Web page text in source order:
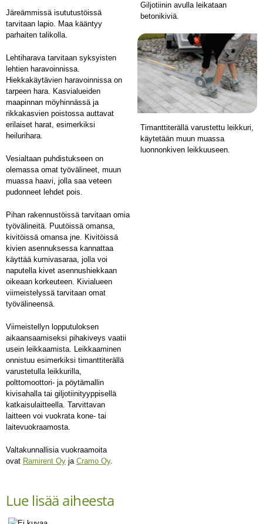
Järeämmissä isututustöissä
tarvitaan lapio. Maa kääntyy
parhaiten talikolla.
Lehtiharava tarvitaan syksyisten
lehtien haravoinnissa.
Hiekkakäytävien haravoinnissa on
tarpeen hara. Kasvialueiden
maapinnan möyhinnässä ja
rikkakasvien poistossa auttavat
erilaiset harat, esimerkiksi
heilurihara.
Vesialtaan puhdistukseen on
olemassa omat työvälineet, muun
muassa haavi, jolla saa veteen
pudonneet lehdet pois.
Pihan rakennustöissä tarvitaan omia
työvälineitä. Puutöissä omansa,
kivitöissä omansa jne. Kivitöissä
kivien asennuksessa kannattaa
käyttää kumivasaraa, jolla voi
naputella kivet asennushiekkaan
oikeaan korkeuteen. Kivialueen
viimeistelyssä tarvitaan omat
työvälineensä.
Viimeistellyn lopputuloksen
aikaansaamiseksi pihakiveys vaatii
usein leikkaamista. Leikkaaminen
onnistuu esimerkiksi timanttiterällä
varustetulla leikkurilla,
polttomoottori- ja pöytämallin
kivisahalla tai giljotiinityyppisellä
katkaisulaitteella. Tarvittavan
laitteen voi vuokrata kone- tai
laitevuokraamosta.
Valtakunnallisia vuokraamoita
ovat Ramirent Oy ja Cramo Oy.
Giljotiinin avulla leikataan
betonikiviä.
Timanttiterällä varustettu leikkuri,
käytetään muun muassa
luonnonkiven leikkuuseen.
Lue lisää aiheesta